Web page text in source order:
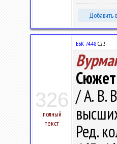
Добавить
326
полный
текст
ББК 74.48 С23
Сюжет
/ А. В.
Ред.